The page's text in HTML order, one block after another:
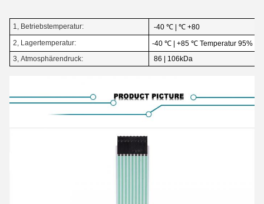
1, Betriebstemperatur:
-40 ℃ | ℃ +80
2, Lagertemperatur:
-40 ℃ | +85 ℃ Temperatur 95% ±
3, Atmosphärendruck:
86 | 106kDa